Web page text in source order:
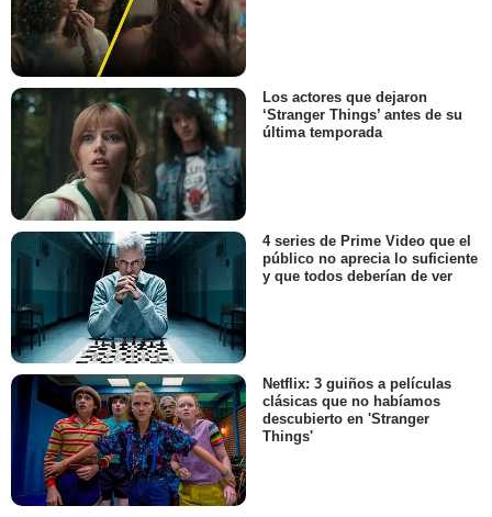
Los actores que dejaron
‘Stranger Things’ antes de su
última temporada
4 series de Prime Video que el
público no aprecia lo suficiente
y que todos deberían de ver
Netflix: 3 guiños a películas
clásicas que no habíamos
descubierto en 'Stranger
Things'